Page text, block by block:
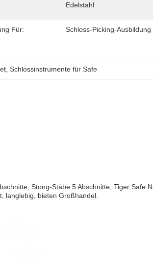
Edelstahl
Für: Schloss-Picking-Ausbildung
, Schlossinstrumente für Safe
Stong-Stäbe 5 Abschnitte, Tiger Safe
langlebig, bieten Großhandel.